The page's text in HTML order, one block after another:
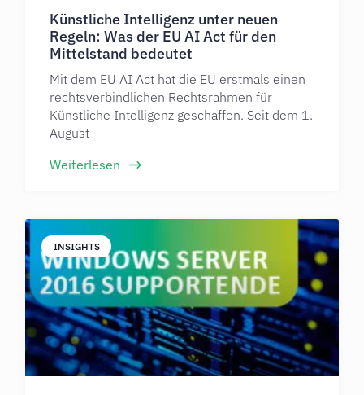
Künstliche Intelligenz unter neuen
Regeln: Was der EU AI Act für den
Mittelstand bedeutet
Mit dem EU AI Act hat die EU erstmals einen
rechtsverbindlichen Rechtsrahmen für
Künstliche Intelligenz geschaffen. Seit dem 1.
August
Weiterlesen
INSIGHTS